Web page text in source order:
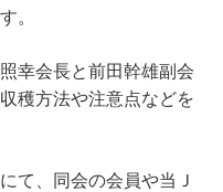
。
幸会長と前田幹雄副会
穫方法や注意点などを
て、同会の会員や当Ｊ